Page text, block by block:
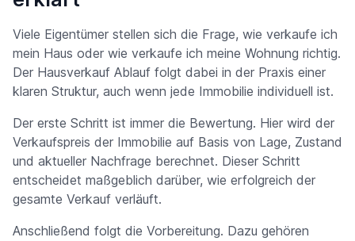
Viele Eigentümer stellen sich die Frage, wie verkaufe ich
mein Haus oder wie verkaufe ich meine Wohnung richtig.
Der Hausverkauf Ablauf folgt dabei in der Praxis einer
klaren Struktur, auch wenn jede Immobilie individuell ist.
Der erste Schritt ist immer die Bewertung. Hier wird der
Verkaufspreis der Immobilie auf Basis von Lage, Zustand
und aktueller Nachfrage berechnet. Dieser Schritt
entscheidet maßgeblich darüber, wie erfolgreich der
gesamte Verkauf verläuft.
Anschließend folgt die Vorbereitung. Dazu gehören